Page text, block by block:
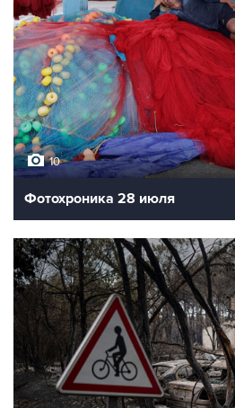
10
Фотохроника 28 июля